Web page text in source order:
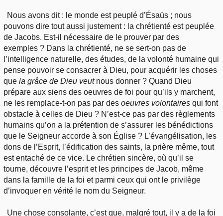
Nous avons dit : le monde est peuplé d’Ésaüs ; nous
pouvons dire tout aussi justement : la chrétienté est peuplée
de Jacobs. Est-il nécessaire de le prouver par des
exemples ? Dans la chrétienté, ne se sert-on pas de
l’intelligence naturelle, des études, de la volonté humaine qui
pense pouvoir se consacrer à Dieu, pour acquérir les choses
que la grâce de Dieu veut nous donner ? Quand Dieu
prépare aux siens des oeuvres de foi pour qu’ils y marchent,
ne les remplace-t-on pas par des oeuvres volontaires qui font
obstacle à celles de Dieu ? N’est-ce pas par des règlements
humains qu’on a la prétention de s’assurer les bénédictions
que le Seigneur accorde à son Église ? L’évangélisation, les
dons de l’Esprit, l’édification des saints, la prière même, tout
est entaché de ce vice. Le chrétien sincère, où qu’il se
tourne, découvre l’esprit et les principes de Jacob, même
dans la famille de la foi et parmi ceux qui ont le privilège
d’invoquer en vérité le nom du Seigneur.
Une chose consolante, c’est que, malgré tout, il y a de la foi